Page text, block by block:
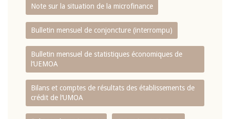
Note sur la situation de la microfinance
Bulletin mensuel de conjoncture (interrompu)
Bulletin mensuel de statistiques économiques de
l‘UEMOA
Bilans et comptes de résultats des établissements de
crédit de l‘UMOA